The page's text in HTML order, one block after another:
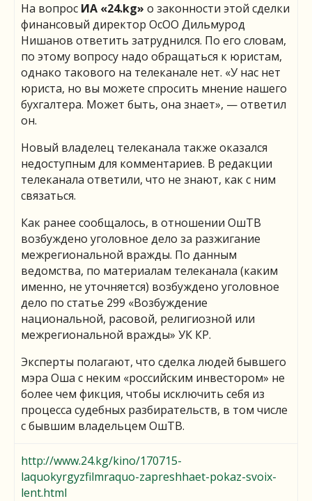
На вопрос ИА «24.kg»о законности этой сделки
финансовый директор ОсОО Дильмурод
Нишанов ответить затруднился. По его словам,
по этому вопросу надо обращаться к юристам,
однако такового на телеканале нет. «У нас нет
юриста, но вы можете спросить мнение нашего
бухгалтера. Может быть, она знает», — ответил
он.
Новый владелец телеканала также оказался
недоступным для комментариев. В редакции
телеканала ответили, что не знают, как с ним
связаться.
Как ранее сообщалось, в отношении ОшТВ
возбуждено уголовное дело за разжигание
межрегиональной вражды. По данным
ведомства, по материалам телеканала (каким
именно, не уточняется) возбуждено уголовное
дело по статье 299 «Возбуждение
национальной, расовой, религиозной или
межрегиональной вражды» УК КР.
Эксперты полагают, что сделка людей бывшего
мэра Оша с неким «российским инвестором» не
более чем фикция, чтобы исключить себя из
процесса судебных разбирательств, в том числе
с бывшим владельцем ОшТВ.
http://www.24.kg/kino/170715-
laquokyrgyzfilmraquo-zapreshhaet-pokaz-svoix-
lent.html